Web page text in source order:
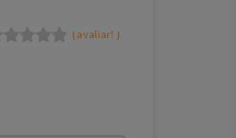
( avaliar! )